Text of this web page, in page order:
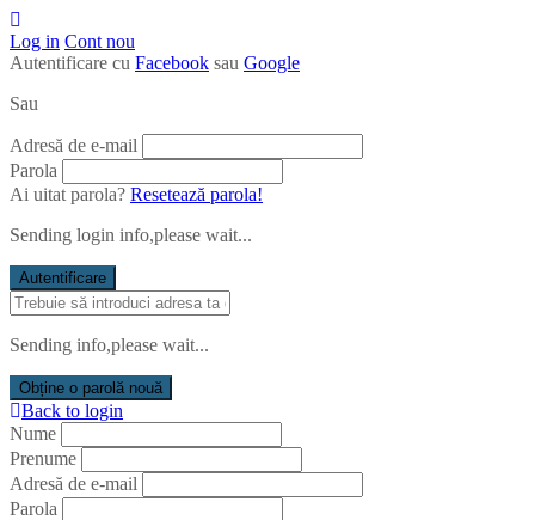
Log in Cont nou
Autentificare cu Facebook sau Google
Sau
Adresă de e-mail
Parola
Ai uitat parola? Resetează parola!
Sending login info,please wait...
Autentificare
Sending info,please wait...
Obține o parolă nouă
Back to login
Nume
Prenume
Adresă de e-mail
Parola